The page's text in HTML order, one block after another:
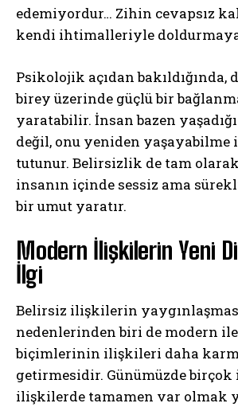
edemiyordur… Zihin cevapsız
kendi ihtimalleriyle
Psikolojik açıdan bakıldığında,
birey üzerinde güçlü bir
yaratabilir. İnsan bazen
değil, onu yeniden
tutunur. Belirsizlik de tam
insanın içinde sessiz ama
bir umut yaratır.
Modern İlişkilerin Yeni
İlgi
Belirsiz ilişkilerin
nedenlerinden biri de modern
biçimlerinin ilişkileri daha
getirmesidir. Günümüzde birçok
ilişkilerde tamamen var olmak